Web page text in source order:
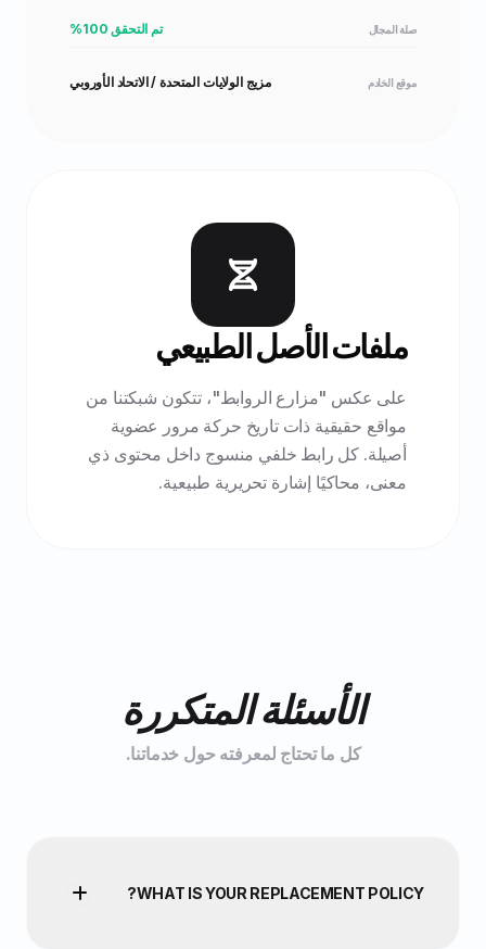
صلة المجال تم التحقق 100%
موقع الخادم مزيج الولايات المتحدة / الاتحاد الأوروبي
ملفات الأصل الطبيعي
على عكس "مزارع الروابط"، تتكون شبكتنا من
مواقع حقيقية ذات تاريخ حركة مرور عضوية
أصيلة. كل رابط خلفي منسوج داخل محتوى ذي
معنى، محاكيًا إشارة تحريرية طبيعية.
الأسئلة المتكررة
كل ما تحتاج لمعرفته حول خدماتنا.
WHAT IS YOUR REPLACEMENT POLICY?